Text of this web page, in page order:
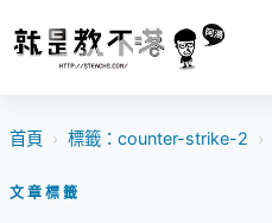
首頁 › 標籤：counter-strike-2 ›
文章標籤